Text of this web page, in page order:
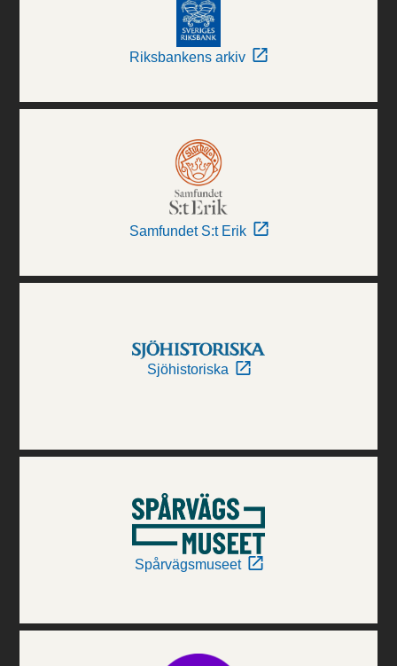
Riksbankens arkiv
Samfundet S:t Erik
Sjöhistoriska
Spårvägsmuseet